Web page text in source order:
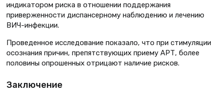
индикатором риска в отношении поддержания
приверженности диспансерному наблюдению и лечению
ВИЧ-инфекции.
Проведенное исследование показало, что при стимуляции
осознания причин, препятствующих приему АРТ, более
половины опрошенных отрицают наличие рисков.
Заключение